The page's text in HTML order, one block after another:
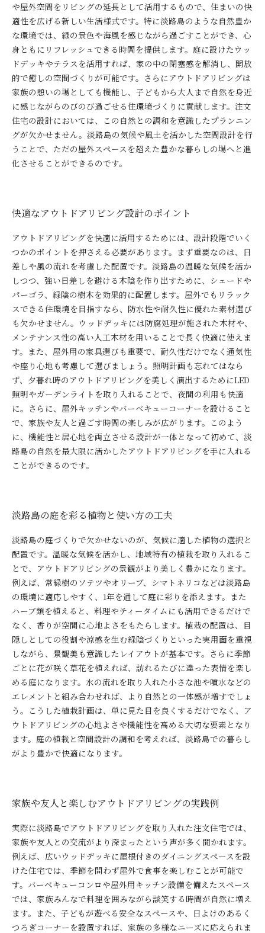
や屋外空間をリビングの延長として活用するもので、住まいの快
適性を広げる新しい生活様式です。特に淡路島のような自然豊か
な環境では、緑の景色や海風を感じながら過ごすことができ、心
身ともにリフレッシュできる時間を提供します。庭に設けたウッ
ドデッキやテラスを活用すれば、家の中の閉塞感を解消し、開放
的で癒しの空間づくりが可能です。さらにアウトドアリビングは
家族の憩いの場としても機能し、子どもから大人まで自然を身近
に感じながらのびのび過ごせる住環境づくりに貢献します。注文
住宅の設計においては、この自然との調和を意識したプランニン
グが欠かせません。淡路島の気候や風土を活かした空間設計を行
うことで、ただの屋外スペースを超えた豊かな暮らしの場へと進
化させることができるのです。
快適なアウトドアリビング設計のポイント
アウトドアリビングを快適に活用するためには、設計段階でいく
つかのポイントを押さえる必要があります。まず重要なのは、日
差しや風の流れを考慮した配置です。淡路島の温暖な気候を活か
しつつ、強い日差しを避ける木陰を作り出すために、シェードや
パーゴラ、緑陰の樹木を効果的に配置します。屋外でもリラック
スできる住環境を目指すなら、防水性や耐久性に優れた素材選び
も欠かせません。ウッドデッキには防腐処理が施された木材や、
メンテナンス性の高い人工木材を用いることで長く快適に使えま
す。また、屋外用の家具選びも重要で、耐久性だけでなく通気性
や座り心地も考慮して選びましょう。照明計画も忘れてはなら
ず、夕暮れ時のアウトドアリビングを美しく演出するためにLED
照明やガーデンライトを取り入れることで、夜間の利用も快適
に。さらに、屋外キッチンやバーベキューコーナーを設けること
で、家族や友人と過ごす時間の楽しみが広がります。このよう
に、機能性と居心地を両立させる設計が一体となって初めて、淡
路島の自然を最大限に活かしたアウトドアリビングを手に入れる
ことができるのです。
淡路島の庭を彩る植物と使い方の工夫
淡路島の庭づくりで欠かせないのが、気候に適した植物の選択と
配置です。温暖な気候を活かし、地域特有の植栽を取り入れるこ
とで、アウトドアリビングの景観がより美しく豊かになります。
例えば、常緑樹のソテツやオリーブ、シマトネリコなどは淡路島
の環境に適応しやすく、1年を通して庭に彩りを添えます。また
ハーブ類を植えると、料理やティータイムにも活用できるだけで
なく、香りが空間に心地よさをもたらします。植栽の配置は、目
隠しとしての役割や涼感を生む緑陰づくりといった実用面を重視
しながら、景観美も意識したレイアウトが基本です。さらに季節
ごとに花が咲く草花を植えれば、訪れるたびに違った表情を楽し
める庭になります。水の流れを取り入れた小さな池や噴水などの
エレメントと組み合わせれば、より自然との一体感が増すでしょ
う。こうした植栽計画は、単に見た目を良くするだけでなく、ア
ウトドアリビングの心地よさや機能性を高める大切な要素となり
ます。庭の植栽と空間設計の調和を考えれば、淡路島での暮らし
がより豊かで快適になります。
家族や友人と楽しむアウトドアリビングの実践例
実際に淡路島でアウトドアリビングを取り入れた注文住宅では、
家族や友人との交流がより深まったという声が多く聞かれます。
例えば、広いウッドデッキに屋根付きのダイニングスペースを設
けた住宅では、季節を問わず屋外で食事を楽しむことが可能で
す。バーベキューコンロや屋外用キッチン設備を備えたスペース
では、家族みんなで料理を囲みながら談笑する時間が自然に増え
ます。また、子どもが遊べる安全なスペースや、日よけのあるく
つろぎコーナーを設置すれば、家族の多様なニーズに応えられま